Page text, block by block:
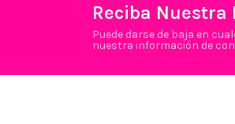
Reciba Nuestra
Puede darse de baja en
nuestra información de